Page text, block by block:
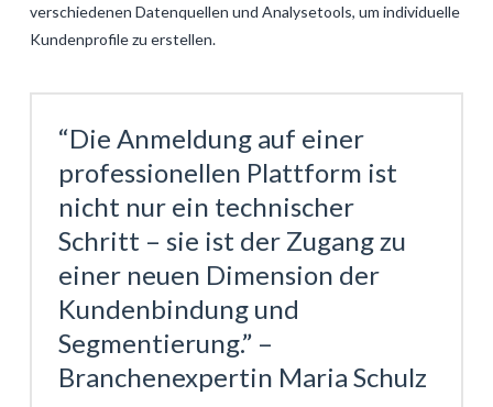
verschiedenen Datenquellen und Analysetools, um individuelle
Kundenprofile zu erstellen.
“Die Anmeldung auf einer
professionellen Plattform ist
nicht nur ein technischer
Schritt – sie ist der Zugang zu
einer neuen Dimension der
Kundenbindung und
Segmentierung.” –
Branchenexpertin Maria Schulz